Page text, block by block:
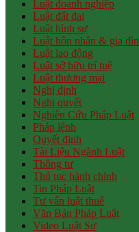
Luật doanh nghiệp
Luật đất đai
Luật hình sự
Luật hôn nhân & gia
Luật lao động
Luật sở hữu trí tuệ
Luật thương mại
Nghị định
Nghị quyết
Nghiên Cứu Pháp Luật
Pháp lệnh
Quyết định
Tài Liệu Ngành Luật
Thông tư
Thủ tục hành chính
Tin Pháp Luật
Tư vấn luật thuế
Văn Bản Pháp Luật
Video Luật Sư